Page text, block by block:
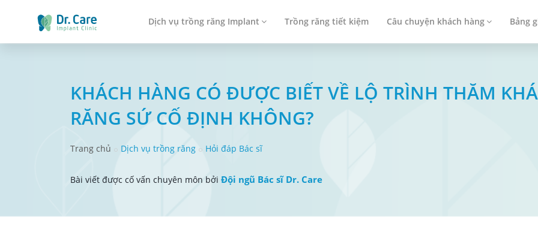
Dịch vụ trồng răng Implant Trồng răng tiết kiệm Câu chuyện khách hàng Bảng
KHÁCH HÀNG CÓ ĐƯỢC BIẾT VỀ LỘ TRÌNH THĂM
RĂNG SỨ CỐ ĐỊNH KHÔNG?
Trang chủ Dịch vụ trồng răng Hỏi đáp Bác sĩ
Bài viết được cố vấn chuyên môn bởi Đội ngũ Bác sĩ Dr. Care